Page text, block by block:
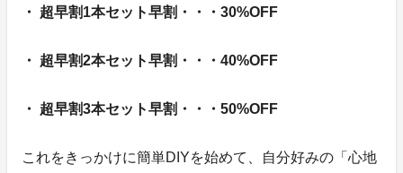
・ 超早割1本セット早割・・・30%OFF
・ 超早割2本セット早割・・・40%OFF
・ 超早割3本セット早割・・・50%OFF
これをきっかけに簡単DIYを始めて、自分好みの「心地